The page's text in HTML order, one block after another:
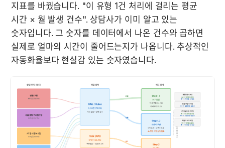
지표를 바꿨습니다. "이 유형 1건 처리에 걸리는 평균
시간 × 월 발생 건수". 상담사가 이미 알고 있는
숫자입니다. 그 숫자를 데이터에서 나온 건수와 곱하면
실제로 얼마의 시간이 줄어드는지가 나옵니다. 추상적인
자동화율보다 현실감 있는 숫자였습니다.